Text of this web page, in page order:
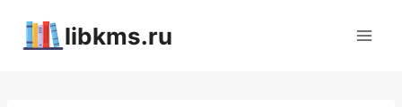
libkms.ru